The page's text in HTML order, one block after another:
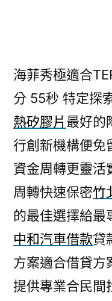
海菲秀極適合
分 55秒 特定探
熱矽膠片 最好的
行創新機構便免
資金周轉更靈活
周轉快速保密竹
的最佳選擇給最
中和汽車借款貸
方案適合借貸方
提供專業合民間